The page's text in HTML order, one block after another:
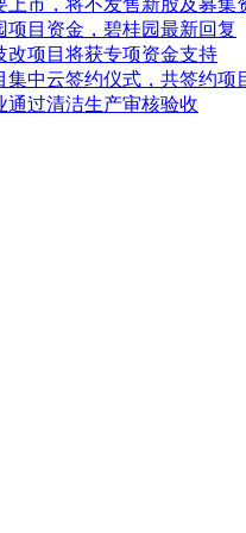
上市，将不发售新股及募集
目资金，碧桂园最新回复
改项目将获专项资金支持
中云签约仪式，共签约项
通过清洁生产审核验收